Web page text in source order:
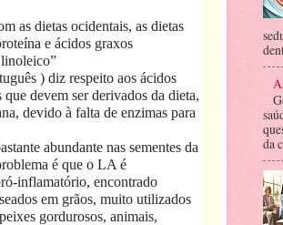
as dietas ocidentais, as dietas
e ácidos graxos
) diz respeito aos ácidos
devem ser derivados da dieta,
devido à falta de enzimas para
abundante nas sementes da
é que o LA é
inflamatório, encontrado
em grãos, muito utilizados
gordurosos, animais,
da